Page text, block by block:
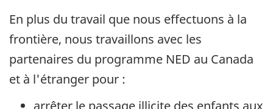
En plus du travail que nous effectuons à la
frontière, nous travaillons avec les
partenaires du programme NED au Canada
et à l'étranger pour :
arrêter le passage illicite des enfants aux